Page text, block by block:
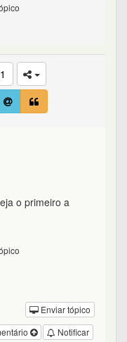
o primeiro a
Enviar tópico
Notificar